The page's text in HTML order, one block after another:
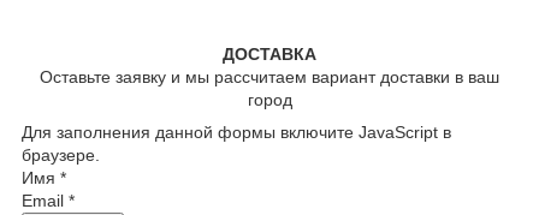
ДОСТАВКА
Оставьте заявку и мы рассчитаем вариант доставки в ваш
город
Для заполнения данной формы включите JavaScript в
браузере.
Имя *
Email *